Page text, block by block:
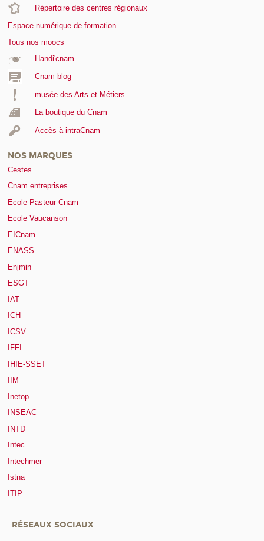
Répertoire des centres régionaux
Espace numérique de formation
Tous nos moocs
Handi'cnam
Cnam blog
musée des Arts et Métiers
La boutique du Cnam
Accès à intraCnam
NOS MARQUES
Cestes
Cnam entreprises
Ecole Pasteur-Cnam
Ecole Vaucanson
EICnam
ENASS
Enjmin
ESGT
IAT
ICH
ICSV
IFFI
IHIE-SSET
IIM
Inetop
INSEAC
INTD
Intec
Intechmer
Istna
ITIP
RÉSEAUX SOCIAUX